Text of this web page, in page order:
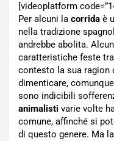
[videoplatform
Per alcuni la corrida è
nella tradizione
andrebbe abolita.
caratteristiche feste
contesto la sua ragion
dimenticare,
sono indicibili
animalisti varie volte
comune, affinché si
di questo genere. Ma